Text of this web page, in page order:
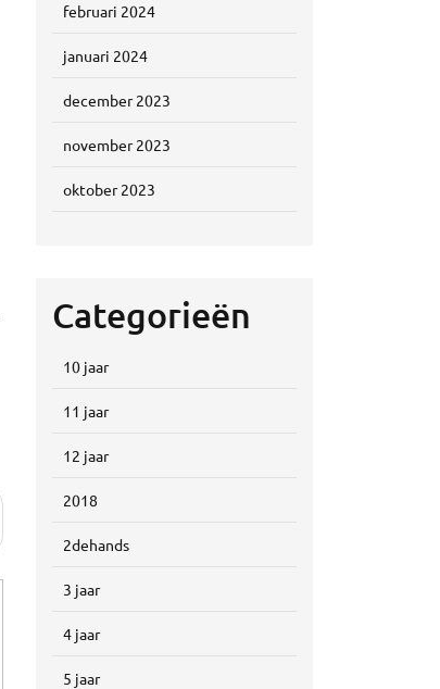
februari 2024
januari 2024
december 2023
november 2023
oktober 2023
Categorieën
10 jaar
11 jaar
12 jaar
2018
2dehands
3 jaar
4 jaar
5 jaar